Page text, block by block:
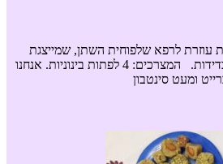
עוזרת לרפא שלפוחית השתן, שמייצגת
אשמה, פלישה לפרטיות ובדידות. המצרכים: 4 לפתות בינוניות. אנחנו
ומעט סינטבון